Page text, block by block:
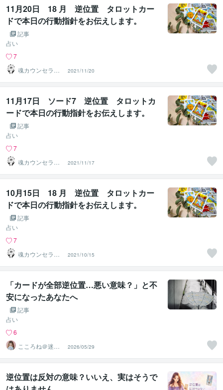
11月20日 18 月 逆位置 タロットカー
ドで本日の行動指針をお伝えします。
記事
占い
7
魂カウンセラー
✨ あきほ（aki
ho）
2021/11/20
11月17日 ソード7 逆位置 タロットカ
ードで本日の行動指針をお伝えします。
記事
占い
7
魂カウンセラー
✨ あきほ（aki
ho）
2021/11/17
10月15日 18 月 逆位置 タロットカー
ドで本日の行動指針をお伝えします。
記事
占い
7
魂カウンセラー
✨ あきほ（aki
ho）
2021/10/15
「カードが全部逆位置…悪い意味？」と不
安になったあなたへ
記事
占い
6
こころね＠迷い
を整理し導く占
い師
2026/05/29
逆位置は反対の意味？いいえ、実はそうで